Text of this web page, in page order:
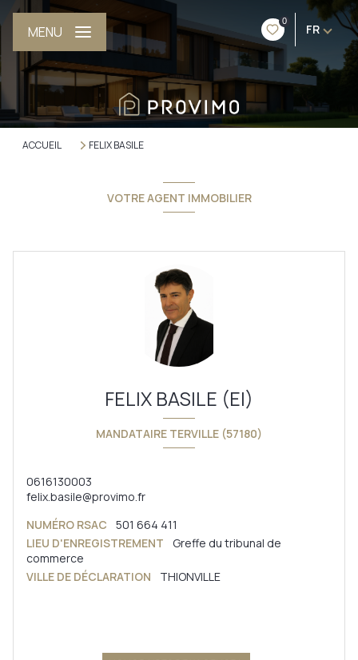
0
FR
MENU
ACCUEIL FELIX BASILE
VOTRE AGENT IMMOBILIER
FELIX BASILE (EI)
MANDATAIRE TERVILLE (57180)
0616130003
felix.basile@provimo.fr
NUMÉRO RSAC
501 664 411
LIEU D'ENREGISTREMENT
Greffe du tribunal de
commerce
VILLE DE DÉCLARATION
THIONVILLE